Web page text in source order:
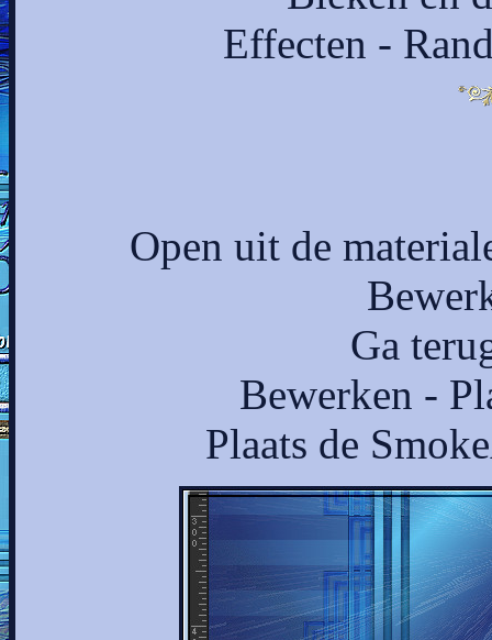
Effecten -
Open uit de
Ga
Bewerken -
Plaats de